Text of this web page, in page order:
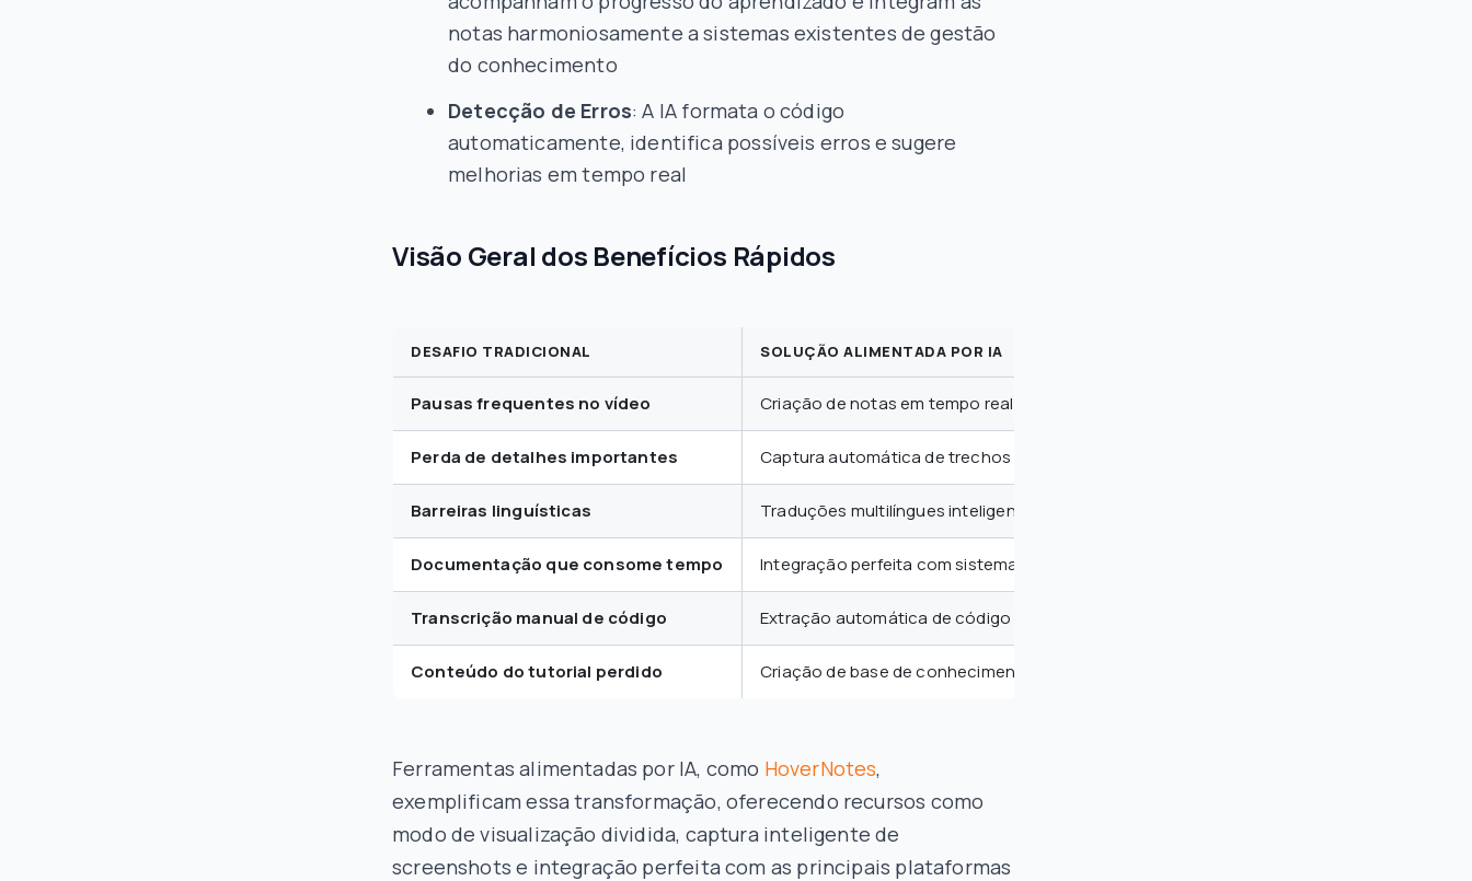
notas harmoniosamente a sistemas existentes de gestão
do conhecimento
Detecção de Erros: A IA formata o código
automaticamente, identifica possíveis erros e sugere
melhorias em tempo real
Visão Geral dos Benefícios Rápidos
DESAFIO TRADICIONAL SOLUÇÃO ALIMENTADA POR IA
Pausas frequentes no vídeo Criação de notas em tempo real sem interrupções no aprendizado
Perda de detalhes importantes Captura automática de trechos de código-chave e conceitos de programação
Barreiras linguísticas Traduções multilíngues inteligentes com entendimento do contexto
Documentação que consome tempo Integração perfeita com sistemas de gestão do conhecimento
Transcrição manual de código Extração automática de código com formatação adequada
Conteúdo do tutorial perdido Criação de base de conhecimento organizada e pesquisável
Ferramentas alimentadas por IA, como HoverNotes,
exemplificam essa transformação, oferecendo recursos como
modo de visualização dividida, captura inteligente de
screenshots e integração perfeita com as principais plataformas